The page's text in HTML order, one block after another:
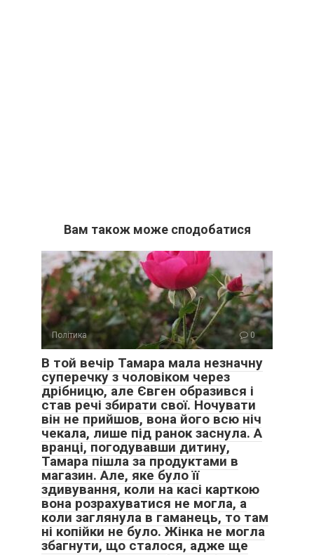
Вам також може сподобатися
Політика 0
В той вечір Тамара мала незначну
суперечку з чоловіком через
дрібницю, але Євген образився і
став речі збирати свої. Ночувати
він не прийшов, вона його всю ніч
чекала, лише під ранок заснула. А
вранці, погодувавши дитину,
Тамара пішла за продуктами в
магазин. Але, яке було її
здивування, коли на касі карткою
вона розрахуватися не могла, а
коли заглянула в гаманець, то там
ні копійки не було. Жінка не могла
збагнути, що сталося, адже ще